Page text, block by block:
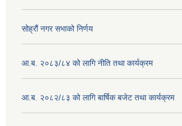
सोह्रौं नगर सभाको निर्णय
आ.ब. २०८३/८४ को लागि नीति तथा कार्यक्रम
आ.ब. २०८२/८३ को लागि बार्षिक बजेट तथा कार्यक्रम